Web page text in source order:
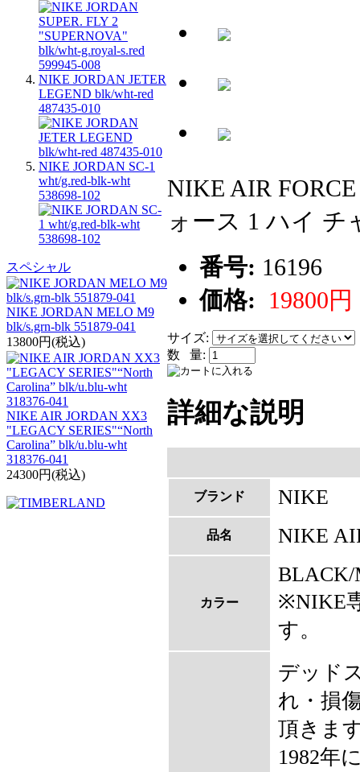
NIKE JORDAN JETER
LEGEND blk/wht-red
487435-010
NIKE JORDAN SC-1
wht/g.red-blk-wht
538698-102
スペシャル
NIKE JORDAN MELO M9
blk/s.grn-blk 551879-041
13800円(税込)
NIKE AIR JORDAN XX3
"LEGACY SERIES"“North
Carolina” blk/u.blu-wht
318376-041
24300円(税込)
NIKE AIR
ォース 1 ハイ チ
番号: 16196
価格: 19800円
サイズ:
数 量:
詳細な説明
ブランド NIKE
品名 NIKE
カラー
BLACK/
※NIKE
す。
デッド
れ・損
頂きま
1982年